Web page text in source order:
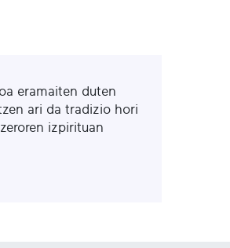
eramaiten duten
ari da tradizio hori
izpirituan